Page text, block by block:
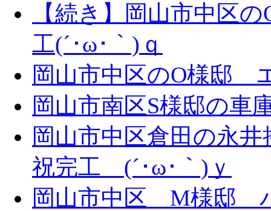
【続き】岡山市中区
工(´･ω･｀)ｑ
岡山市中区のO様邸
岡山市南区S様邸の車
岡山市中区倉田の永
祝完工 (´･ω･｀)ｙ
岡山市中区 M様邸